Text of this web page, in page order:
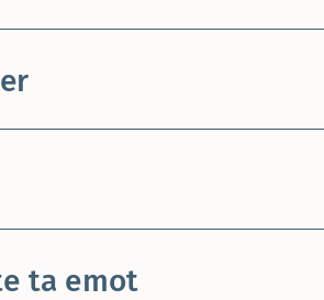
ta emot